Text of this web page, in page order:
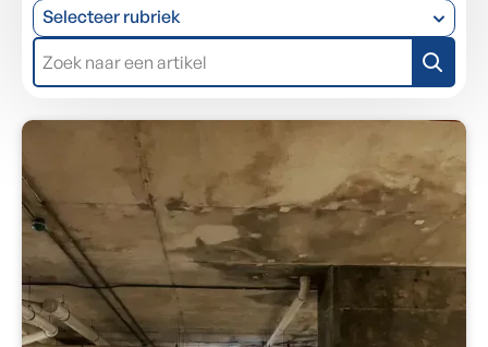
Selecteer rubriek